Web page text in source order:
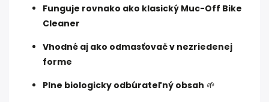
Funguje rovnako ako klasický Muc-Off Bike
Cleaner
Vhodné aj ako odmasťovač v nezriedenej
forme
Plne biologicky odbúrateľný obsah 🌱